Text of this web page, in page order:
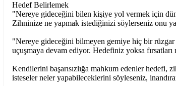
Hedef Belirlemek
"Nereye gideceğini bilen kişiye yol vermek için
Zihninize ne yapmak istediğinizi söylerseniz onu
"Nereye gideceğini bilmeyen gemiye hiç bir
uçuşmaya devam ediyor. Hedefiniz yoksa fırsatları
Kendilerini başarısızlığa mahkum edenler hedefi,
isteseler neler yapabileceklerini söyleseniz,